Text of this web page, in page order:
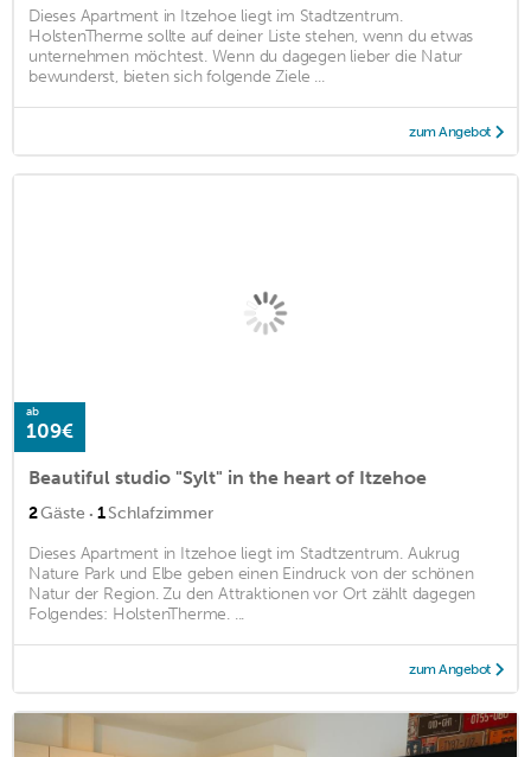
Dieses Apartment in Itzehoe liegt im Stadtzentrum.
HolstenTherme sollte auf deiner Liste stehen, wenn du etwas
unternehmen möchtest. Wenn du dagegen lieber die Natur
bewunderst, bieten sich folgende Ziele ...
zum Angebot
ab
109€
Beautiful studio "Sylt" in the heart of Itzehoe
2Gäste · 1Schlafzimmer
Dieses Apartment in Itzehoe liegt im Stadtzentrum. Aukrug
Nature Park und Elbe geben einen Eindruck von der schönen
Natur der Region. Zu den Attraktionen vor Ort zählt dagegen
Folgendes: HolstenTherme. ...
zum Angebot